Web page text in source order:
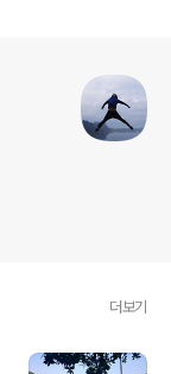
더보기